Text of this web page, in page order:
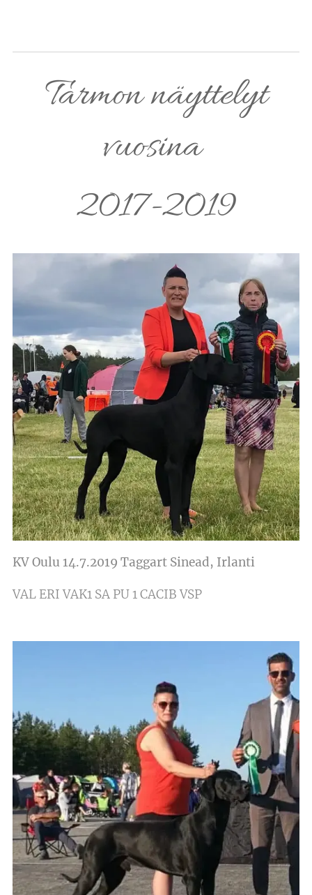
Tarmon näyttelyt
vuosina
2017-2019
KV Oulu 14.7.2019 Taggart Sinead, Irlanti
VAL ERI VAK1 SA PU 1 CACIB VSP